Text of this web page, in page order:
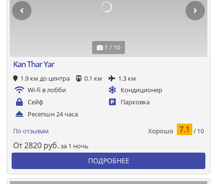
1 / 10
Kan Thar Yar
1.9 км до центра 0.1 км
1.3 км
Wi-fi в лобби
Кондиционер
Сейф
Парковка
Ресепшн 24 часа
По отзывам Хорошо 7.1 / 10
От2820 руб. за 1 ночь
ПОДРОБНЕЕ